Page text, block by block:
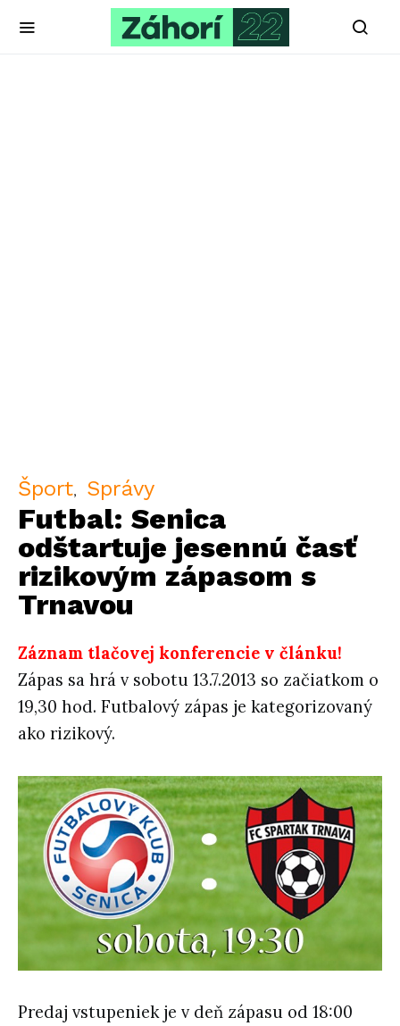
Šport Správy
Futbal: Senica
odštartuje jesennú časť
rizikovým zápasom s
Trnavou
Záznam tlačovej konferencie v článku!
Zápas sa hrá v sobotu 13.7.2013 so začiatkom o
19,30 hod. Futbalový zápas je kategorizovaný
ako rizikový.
Predaj vstupeniek je v deň zápasu od 18:00